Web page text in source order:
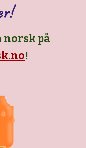
norsk på
!